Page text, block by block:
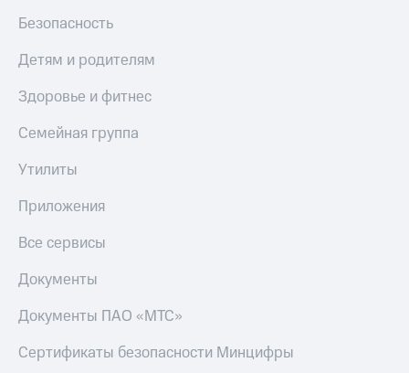
Безопасность
Детям и родителям
Здоровье и фитнес
Семейная группа
Утилиты
Приложения
Все сервисы
Документы
Документы ПАО «МТС»
Сертификаты безопасности Минцифры